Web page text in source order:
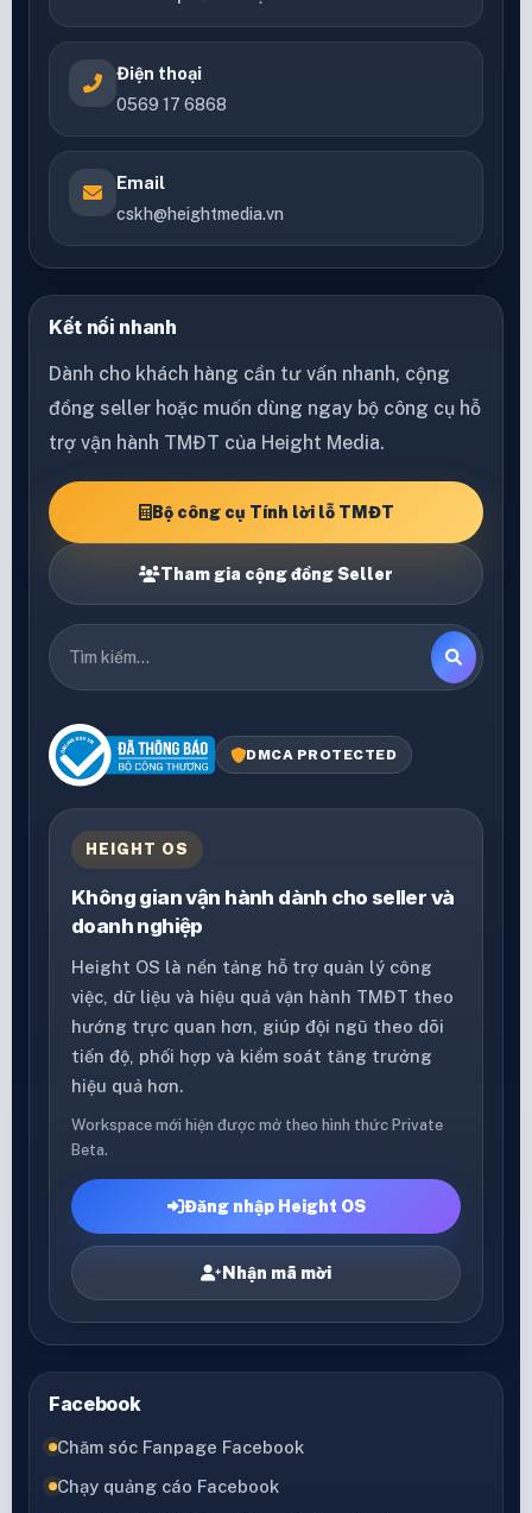
Điện thoại
0569 17 6868
Email
cskh@heightmedia.vn
Kết nối nhanh
Dành cho khách hàng cần tư vấn nhanh, cộng
đồng seller hoặc muốn dùng ngay bộ công cụ hỗ
trợ vận hành TMĐT của Height Media.
Bộ công cụ Tính lời lỗ TMĐT
Tham gia cộng đồng Seller
DMCA PROTECTED
HEIGHT OS
Không gian vận hành dành cho seller và
doanh nghiệp
Height OS là nền tảng hỗ trợ quản lý công
việc, dữ liệu và hiệu quả vận hành TMĐT theo
hướng trực quan hơn, giúp đội ngũ theo dõi
tiến độ, phối hợp và kiểm soát tăng trưởng
hiệu quả hơn.
Workspace mới hiện được mở theo hình thức Private
Beta.
Đăng nhập Height OS
Nhận mã mời
Facebook
Chăm sóc Fanpage Facebook
Chạy quảng cáo Facebook